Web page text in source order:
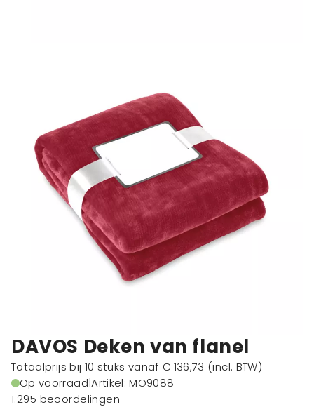
DAVOS Deken van flanel
Totaalprijs bij 10 stuks vanaf € 136,73 (incl. BTW)
Op voorraad|Artikel: MO9088
1.295 beoordelingen